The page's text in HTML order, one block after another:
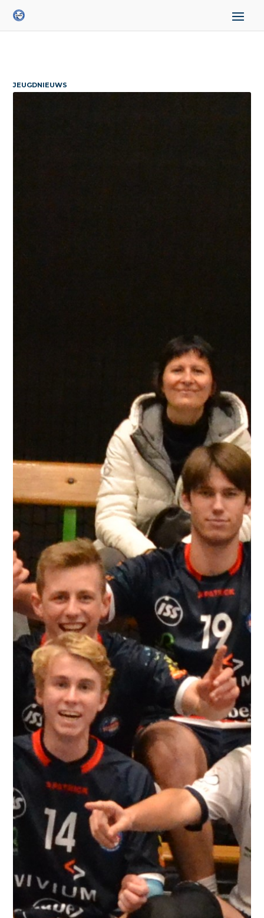
JEUGDNIEUWS